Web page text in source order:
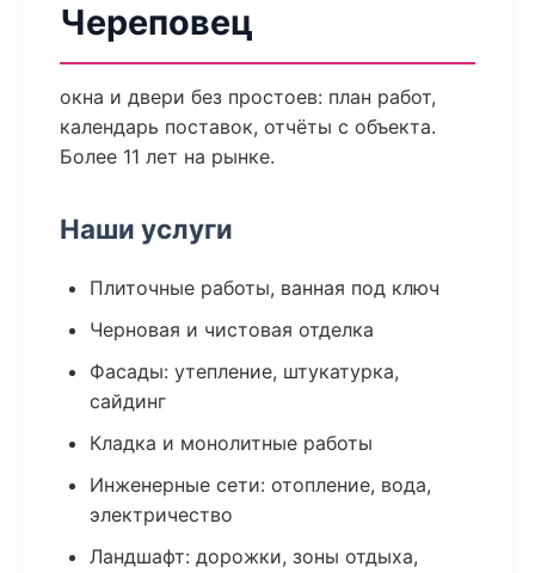
Череповец
окна и двери без простоев: план работ,
календарь поставок, отчёты с объекта.
Более 11 лет на рынке.
Наши услуги
Плиточные работы, ванная под ключ
Черновая и чистовая отделка
Фасады: утепление, штукатурка,
сайдинг
Кладка и монолитные работы
Инженерные сети: отопление, вода,
электричество
Ландшафт: дорожки, зоны отдыха,